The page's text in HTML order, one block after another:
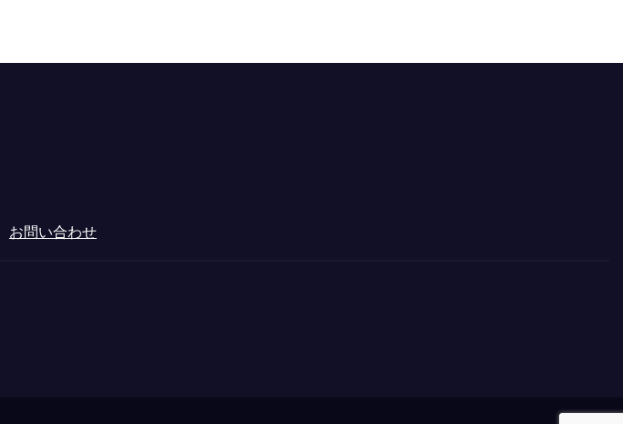
お問い合わせ